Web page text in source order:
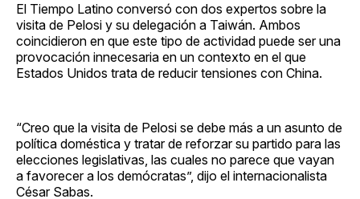
El Tiempo Latino conversó con dos expertos sobre la
visita de Pelosi y su delegación a Taiwán. Ambos
coincidieron en que este tipo de actividad puede ser una
provocación innecesaria en un contexto en el que
Estados Unidos trata de reducir tensiones con China.
“Creo que la visita de Pelosi se debe más a un asunto de
política doméstica y tratar de reforzar su partido para las
elecciones legislativas, las cuales no parece que vayan
a favorecer a los demócratas”, dijo el internacionalista
César Sabas.